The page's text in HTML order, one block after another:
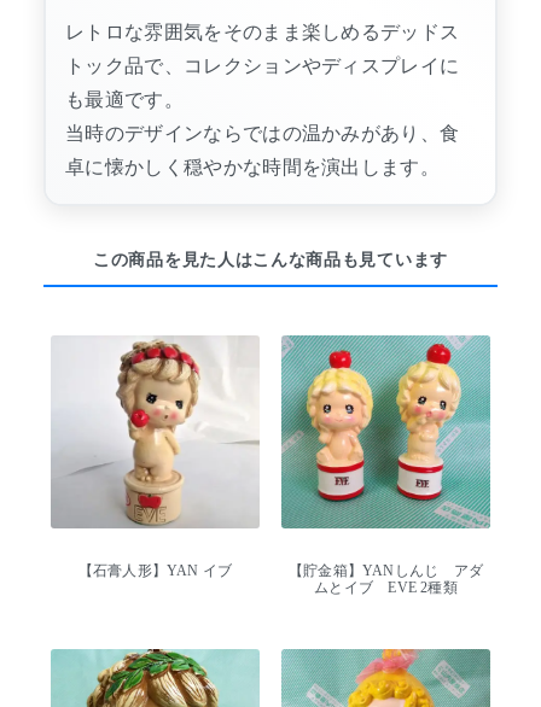
レトロな雰囲気をそのまま楽しめるデッドス
トック品で、コレクションやディスプレイに
も最適です。
当時のデザインならではの温かみがあり、食
卓に懐かしく穏やかな時間を演出します。
この商品を見た人はこんな商品も見ています
【石膏人形】YAN イブ
【貯金箱】YANしんじ アダ
ムとイブ EVE 2種類